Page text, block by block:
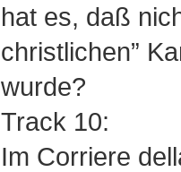
hat es, daß
christlichen”
wurde?
Track 10:
Im Corriere